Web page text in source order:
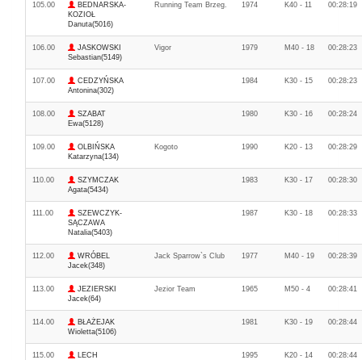
105.00
BEDNARSKA-
KOZIOŁ
Danuta(5016)
Running Team Brzeg. 1974 K40 - 11 00:28:19
106.00
JASKOWSKI
Sebastian(5149)
Vigor 1979 M40 - 18 00:28:23
107.00
CEDZYŃSKA
Antonina(302)
1984 K30 - 15 00:28:23
108.00
SZABAT
Ewa(5128)
1980 K30 - 16 00:28:24
109.00
OLBIŃSKA
Katarzyna(134)
Kogoto 1990 K20 - 13 00:28:29
110.00
SZYMCZAK
Agata(5434)
1983 K30 - 17 00:28:30
111.00
SZEWCZYK-
SĄCZAWA
Natalia(5403)
1987 K30 - 18 00:28:33
112.00
WRÓBEL
Jacek(348)
Jack Sparrow`s Club 1977 M40 - 19 00:28:39
113.00
JEZIERSKI
Jacek(64)
Jezior Team 1965 M50 - 4 00:28:41
114.00
BŁAŻEJAK
Wioletta(5106)
1981 K30 - 19 00:28:44
115.00
LECH
1995 K20 - 14 00:28:44